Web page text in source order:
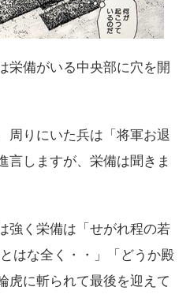
栄備がいる中央部に穴を開
周りにいた兵は「将軍お退
言しますが、栄備は聞きま
強く栄備は「せがれ程の若
はな全く・・」「どうか殿
虎に斬られて最後を迎えて